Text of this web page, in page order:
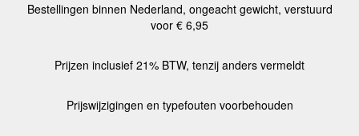
Bestellingen binnen Nederland, ongeacht gewicht, verstuurd
voor € 6,95
Prijzen inclusief 21% BTW, tenzij anders vermeldt
Prijswijzigingen en typefouten voorbehouden